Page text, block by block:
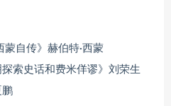
蒙自传》赫伯特·西蒙
探索史话和费米佯谬》刘荣生
鹏